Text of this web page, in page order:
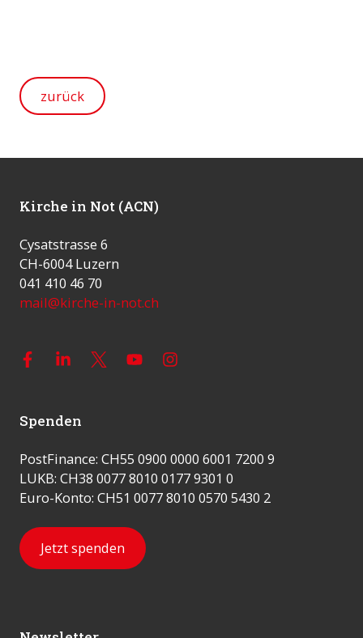
zurück
Kirche in Not (ACN)
Cysatstrasse 6
CH-6004 Luzern
041 410 46 70
mail@kirche-in-not.ch
Spenden
PostFinance: CH55 0900 0000 6001 7200 9
LUKB: CH38 0077 8010 0177 9301 0
Euro-Konto: CH51 0077 8010 0570 5430 2
Jetzt spenden